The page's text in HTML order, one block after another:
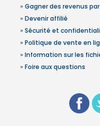
» Gagner des revenus
» Devenir affilié
» Sécurité et
» Politique de vente en
» Information sur les
» Foire aux questions